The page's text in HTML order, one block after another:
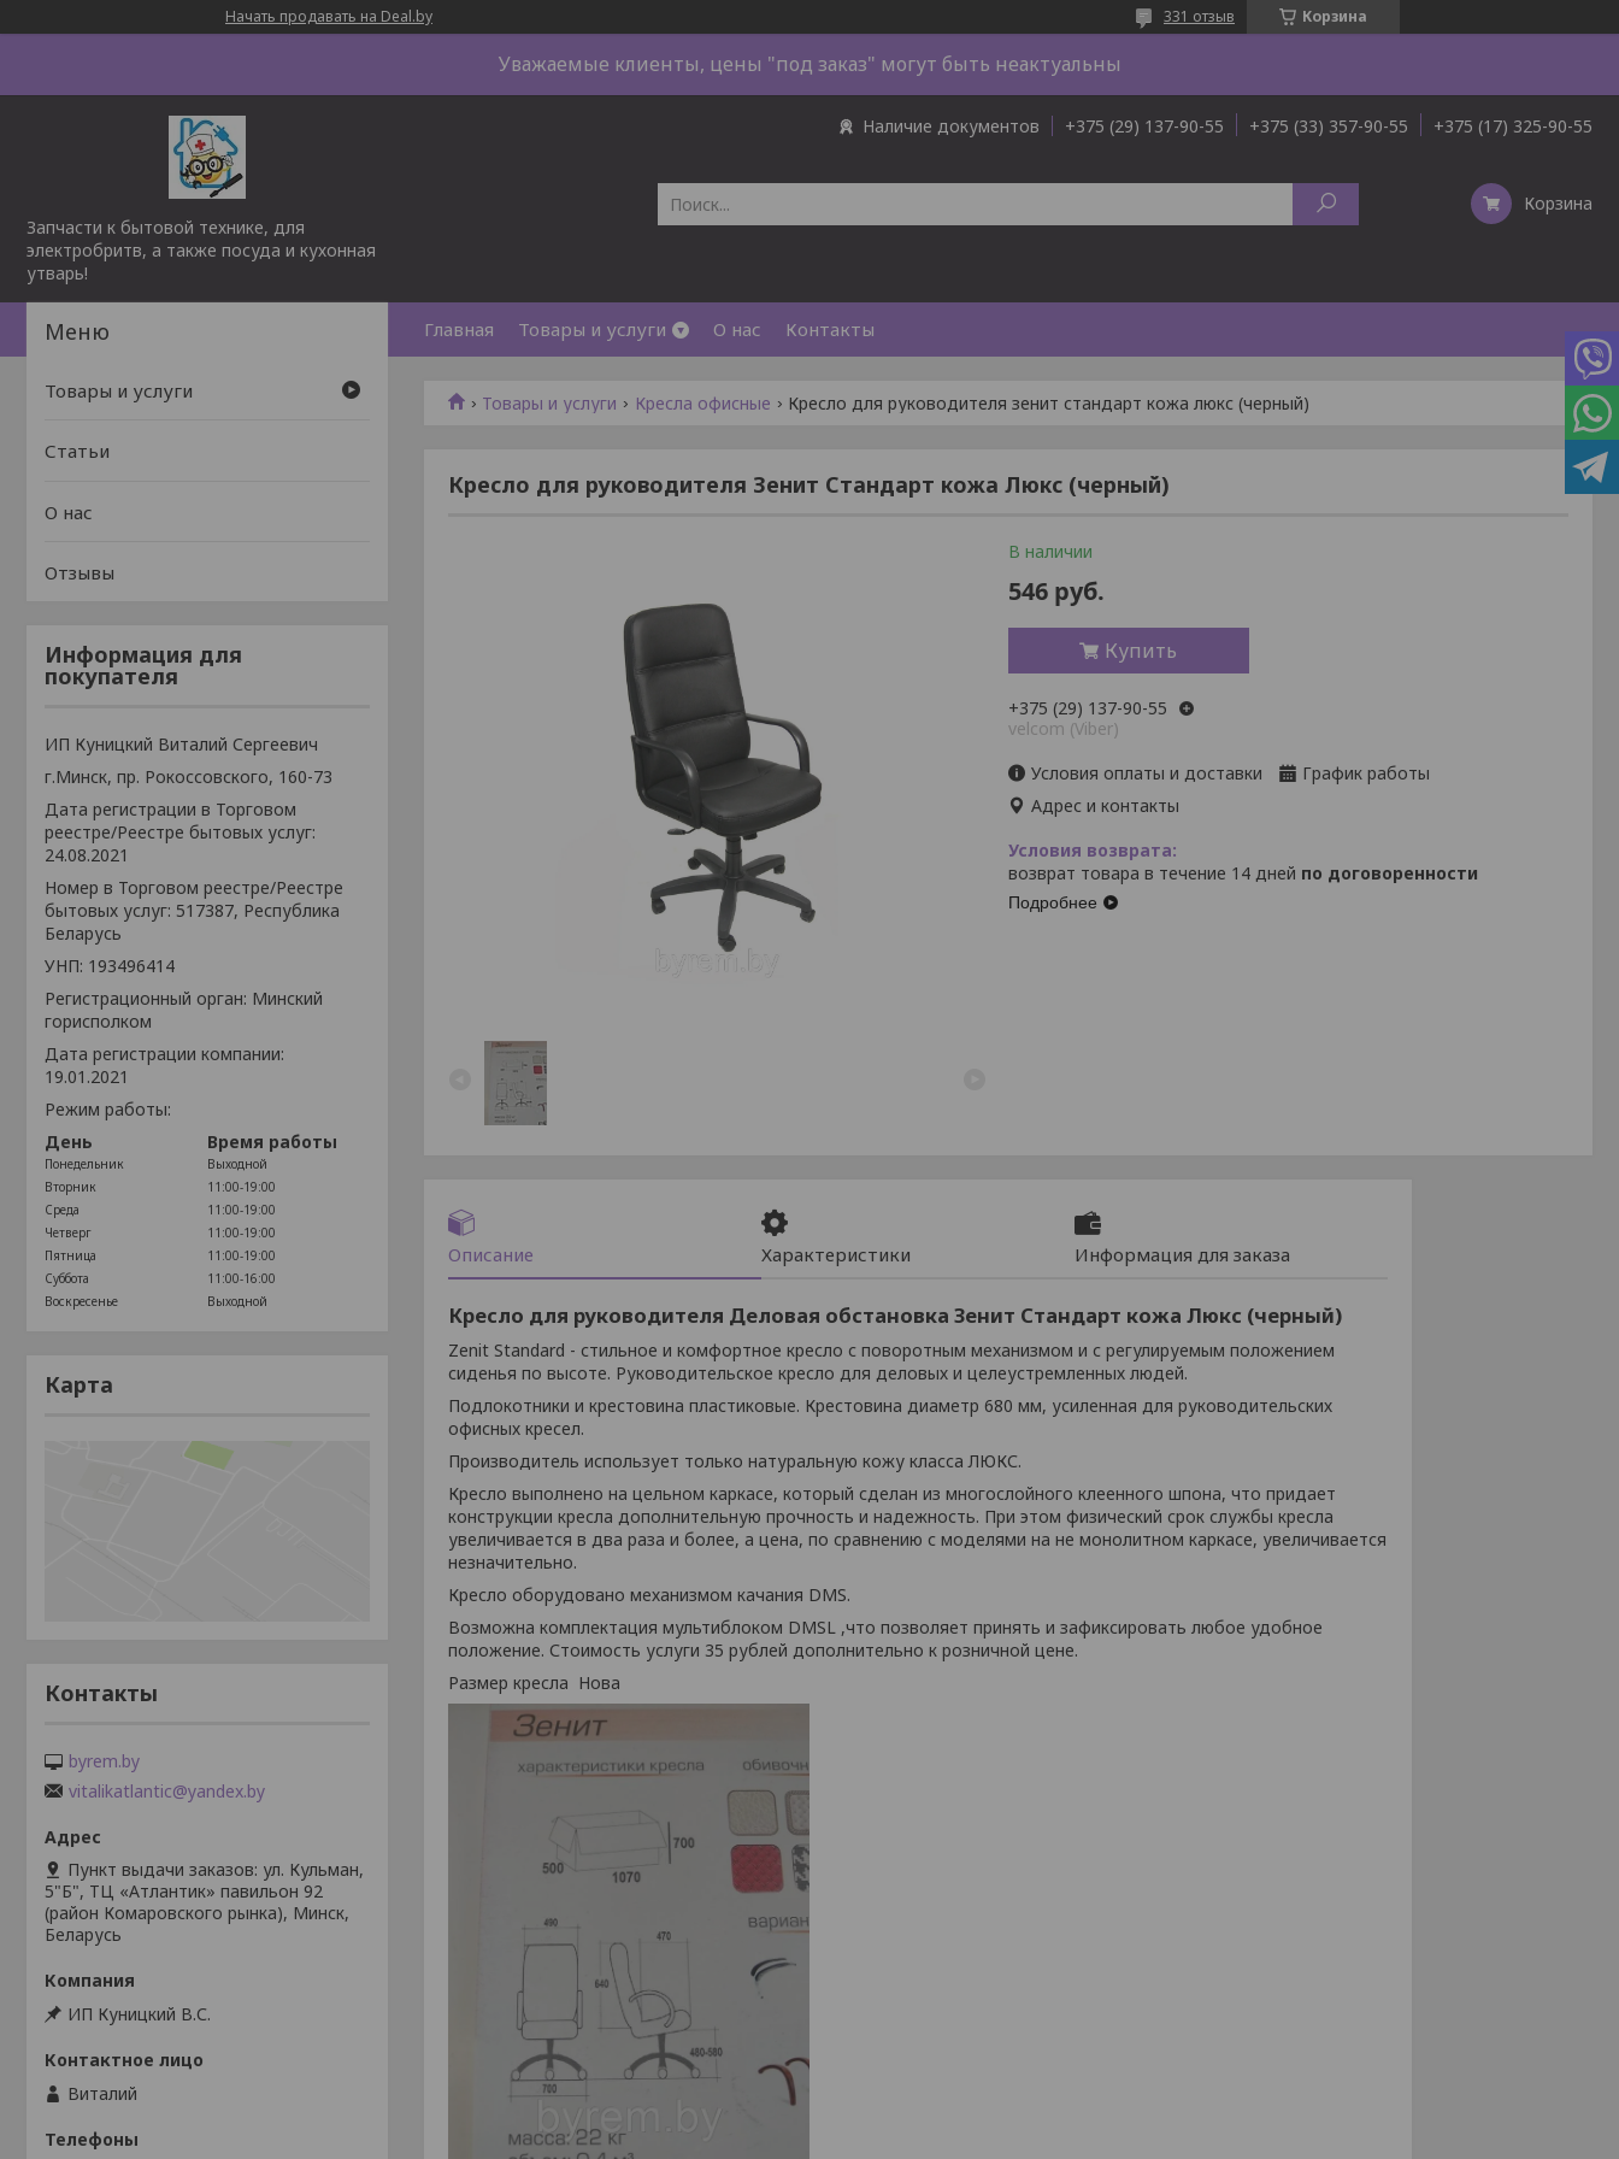
Начать продавать на Deal.by Корзина
331 отзыв
Уважаемые клиенты, цены "под заказ" могут быть неактуальны
Запчасти к бытовой технике, для
электробритв, а также посуда и кухонная
утварь!
Наличие документов +375 (29) 137-90-55 +375 (33) 357-90-55 +375 (17) 325-90-55
Корзина
Главная Товары и услуги О нас Контакты
Товары и услуги Кресла офисные Кресло для руководителя зенит стандарт кожа люкс (черный)
Кресло для руководителя Зенит Стандарт кожа Люкс (черный)
В наличии
546 руб.
Купить
+375 (29) 137-90-55
velcom (Viber)
Условия оплаты и доставки
График работы
Адрес и контакты
возврат товара в течение 14 дней по договоренности
Подробнее
Описание Характеристики Информация для заказа
Кресло для руководителя Деловая обстановка Зенит Стандарт кожа Люкс (черный)
Zenit Standard - стильное и комфортное кресло с поворотным механизмом и с регулируемым положением
сиденья по высоте. Руководительское кресло для деловых и целеустремленных людей.
Подлокотники и крестовина пластиковые. Крестовина диаметр 680 мм, усиленная для руководительских
офисных кресел.
Производитель использует только натуральную кожу класса ЛЮКС.
Кресло выполнено на цельном каркасе, который сделан из многослойного клеенного шпона, что придает
конструкции кресла дополнительную прочность и надежность. При этом физический срок службы кресла
увеличивается в два раза и более, а цена, по сравнению с моделями на не монолитном каркасе, увеличивается
незначительно.
Кресло оборудовано механизмом качания DMS.
Возможна комплектация мультиблоком DMSL ,что позволяет принять и зафиксировать любое удобное
положение. Стоимость услуги 35 рублей дополнительно к розничной цене.
Размер кресла Нова
Товары и услуги
Статьи
О нас
Отзывы
Информация для
покупателя
ИП Куницкий Виталий Сергеевич
г.Минск, пр. Рокоссовского, 160-73
Дата регистрации в Торговом
реестре/Реестре бытовых услуг:
24.08.2021
Номер в Торговом реестре/Реестре
бытовых услуг: 517387, Республика
Беларусь
УНП: 193496414
Регистрационный орган: Минский
горисполком
Дата регистрации компании:
19.01.2021
Режим работы:
День
Время работы
Понедельник
Выходной
Вторник
11:00-19:00
Среда
11:00-19:00
Четверг
11:00-19:00
Пятница
11:00-19:00
Суббота
11:00-16:00
Воскресенье
Выходной
Карта
Контакты
byrem.by
vitalikatlantic@yandex.by
Пункт выдачи заказов: ул. Кульман,
5"Б", ТЦ «Атлантик» павильон 92
(район Комаровского рынка), Минск,
Беларусь
ИП Куницкий В.С.
Виталий